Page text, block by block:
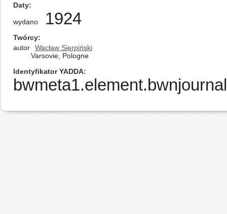
Daty
wydano 1924
Twórcy
autor
Wacław Sierpiński
Varsovie, Pologne
Identyfikator YADDA